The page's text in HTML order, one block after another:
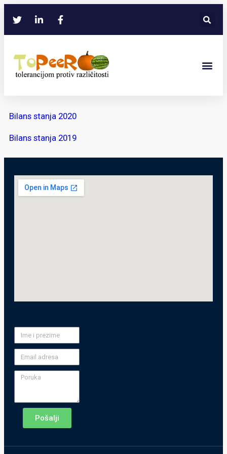
Bilans stanja 2020
Bilans stanja 2019
Pošalji